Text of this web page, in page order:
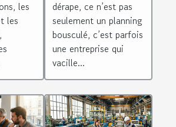
?
les
les
constructeurs
dérape, ce n’est pas
seulement un planning
bousculé, c’est parfois
une entreprise qui
vacille...